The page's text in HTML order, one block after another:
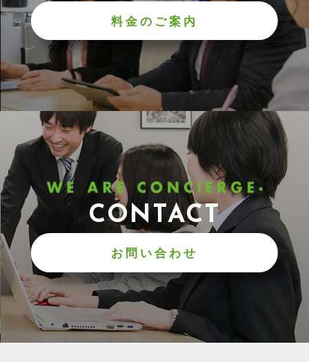
料金のご案内
CONTACT
お問い合わせ